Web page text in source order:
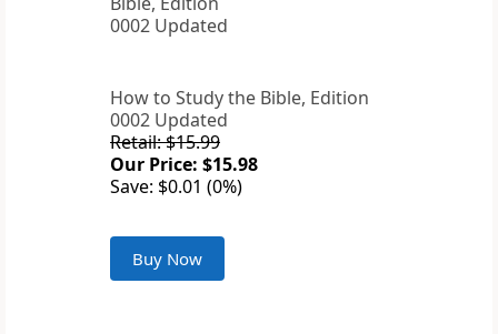
How to Study the Bible, Edition
0002 Updated
Retail: $15.99
Our Price: $15.98
Save: $0.01 (0%)
Buy Now